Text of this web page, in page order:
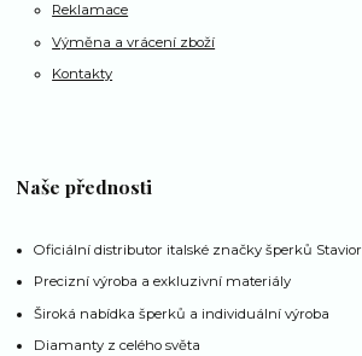
Reklamace
Výměna a vrácení zboží
Kontakty
Naše přednosti
Oficiální distributor italské značky šperků
Precizní výroba a exkluzivní materiály
Široká nabídka šperků a individuální výroba
Diamanty z celého světa